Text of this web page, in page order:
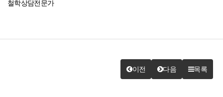
철학상담전문가
이전 다음 목록